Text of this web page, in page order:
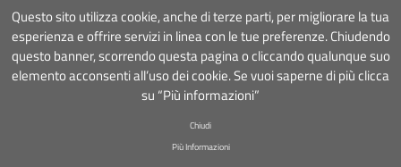
Associazione Roma Tre Orchestra- Via Ostiense 234, 00144 Roma
Partita Iva09222391006Codice fiscale97367000581
DISCLAIMER- Design&Development by
Questo sito utilizza cookie, anche di terze parti, per migliorare la tua
esperienza e offrire servizi in linea con le tue preferenze. Chiudendo
questo banner, scorrendo questa pagina o cliccando qualunque suo
elemento acconsenti all’uso dei cookie. Se vuoi saperne di più clicca
su “Più informazioni”
Chiudi
Più Informazioni